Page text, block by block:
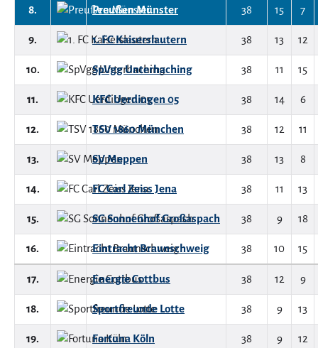
8. Preußen Münster 38 15 7
9. 1. FC Kaiserslautern 38 13 12
10. SpVgg Unterhaching 38 11 15
11. KFC Uerdingen 05 38 14 6
12. TSV 1860 München 38 12 11
13. SV Meppen 38 13 8
14. FC Carl Zeiss Jena 38 11 13
15. SG Sonnenhof Großaspach 38 9 18
16. Eintracht Braunschweig 38 10 15
17. Energie Cottbus 38 12 9
18. Sportfreunde Lotte 38 9 13
19. Fortuna Köln 38 9 12